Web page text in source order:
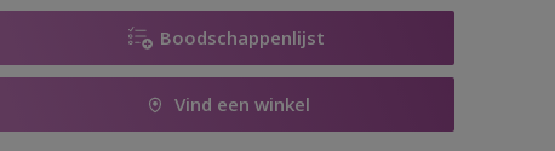
Boodschappenlijst
Vind een winkel